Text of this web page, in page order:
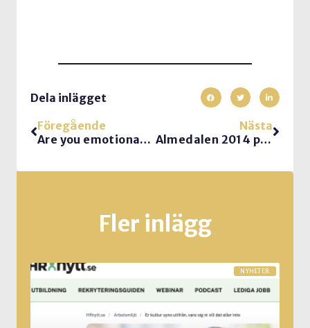
Dela inlägget
Föregående
Are you emotionally secure
Nästa
Almedalen 2014 på gång
Fler inlägg
NYHETER